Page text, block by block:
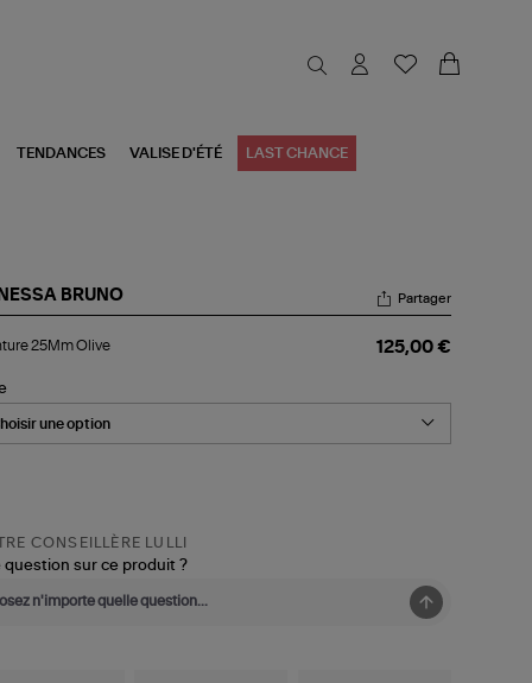
TENDANCES VALISE D'ÉTÉ LAST CHANCE
BRUNO Partager
25Mm Olive 125,00 €
CONSEILLÈRE LULLI
question sur ce produit ?